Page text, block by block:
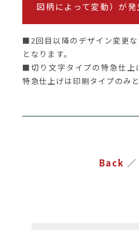
図柄によって変動）が発
■2回目以降のデザイン変更
となります。
■切り文字タイプの特急仕上
特急仕上げは印刷タイプのみと
Back ／